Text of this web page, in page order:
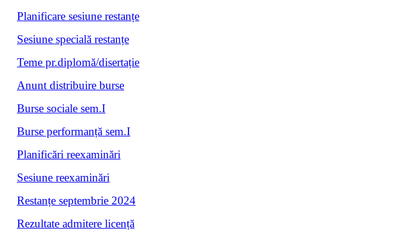
Planificare sesiune restanțe
Sesiune specială restanțe
Teme pr.diplomă/disertație
Anunt distribuire burse
Burse sociale sem.I
Burse performanță sem.I
Planificări reexaminări
Sesiune reexaminări
Restanțe septembrie 2024
Rezultate admitere licență